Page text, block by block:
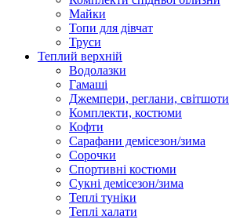
Майки
Топи для дівчат
Труси
Теплий верхній
Водолазки
Гамаші
Джемпери, реглани, світшоти
Комплекти, костюми
Кофти
Сарафани демісезон/зима
Сорочки
Спортивні костюми
Сукні демісезон/зима
Теплі туніки
Теплі халати